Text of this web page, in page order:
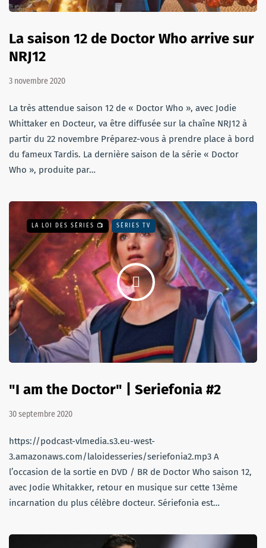
La saison 12 de Doctor Who arrive sur
NRJ12
3 novembre 2020
La très attendue saison 12 de « Doctor Who », avec Jodie
Whittaker en Docteur, va être diffusée sur la chaîne NRJ12 à
partir du 22 novembre Préparez-vous à prendre place à bord
du fameux Tardis. La dernière saison de la série « Doctor
Who », produite par…
LA LOI DES SÉRIES 📺 SÉRIES TV
"I am the Doctor" | Seriefonia #2
30 septembre 2020
https://podcast-vlmedia.s3.eu-west-
3.amazonaws.com/laloidesseries/seriefonia2.mp3 A
l’occasion de la sortie en DVD / BR de Doctor Who saison 12,
avec Jodie Whitakker, retour en musique sur cette 13ème
incarnation du plus célèbre docteur. Sériefonia est…